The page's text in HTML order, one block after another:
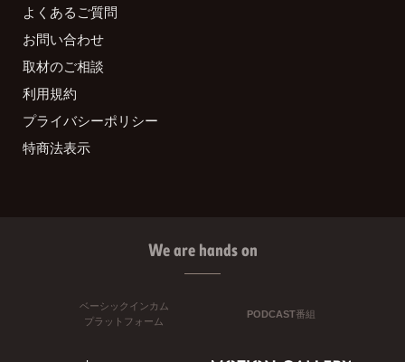
よくあるご質問
お問い合わせ
取材のご相談
利用規約
プライバシーポリシー
特商法表示
We are hands on
ベーシックインカム
プラットフォーム
PODCAST番組